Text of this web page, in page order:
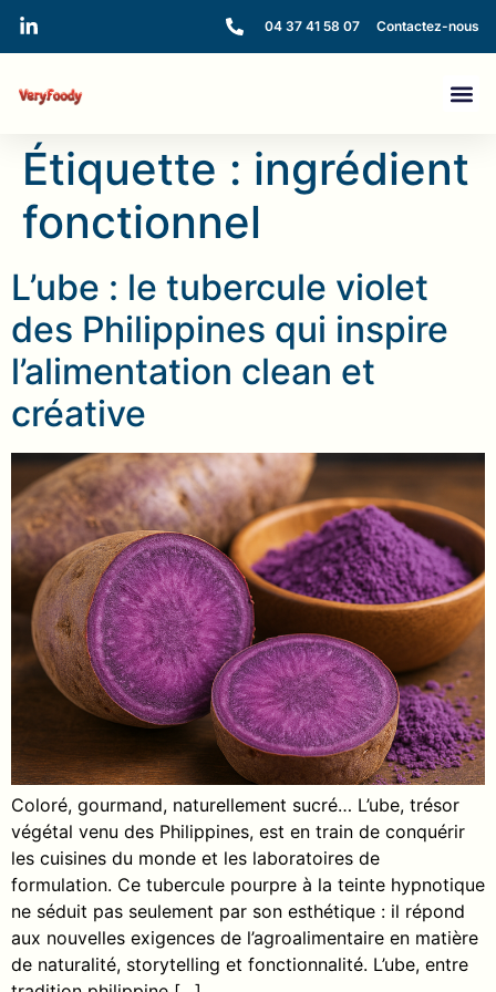
04 37 41 58 07 Contactez-nous
Étiquette : ingrédient
fonctionnel
L’ube : le tubercule violet
des Philippines qui inspire
l’alimentation clean et
créative
Coloré, gourmand, naturellement sucré… L’ube, trésor
végétal venu des Philippines, est en train de conquérir
les cuisines du monde et les laboratoires de
formulation. Ce tubercule pourpre à la teinte hypnotique
ne séduit pas seulement par son esthétique : il répond
aux nouvelles exigences de l’agroalimentaire en matière
de naturalité, storytelling et fonctionnalité. L’ube, entre